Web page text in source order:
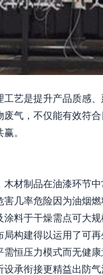
艺是提升产品质感
气，不仅能有效符
。
材制品在油漆环节
几率危险因为油烟
料于干燥需点可大
构建得以运用了可
恒压力模式而无健
承衔接更精益出防